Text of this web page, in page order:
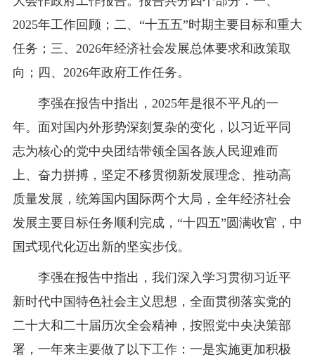
2025年工作回顾；二、“十五五”时期主要目标和重大
任务；三、2026年经济社会发展总体要求和政策取
向；四、2026年政府工作任务。
李强在报告中指出，2025年是很不平凡的一
年。面对国内外形势深刻复杂的变化，以习近平同
志为核心的党中央团结带领全国各族人民迎难而
上、奋力拼搏，坚定不移贯彻新发展理念、推动高
质量发展，统筹国内国际两个大局，全年经济社会
发展主要目标任务顺利完成，“十四五”圆满收官，中
国式现代化迈出新的坚实步伐。
李强在报告中指出，我们深入学习贯彻习近平
新时代中国特色社会主义思想，全面贯彻落实党的
二十大和二十届历次全会精神，按照党中央决策部
署，一年来主要做了以下工作：一是实施更加积极